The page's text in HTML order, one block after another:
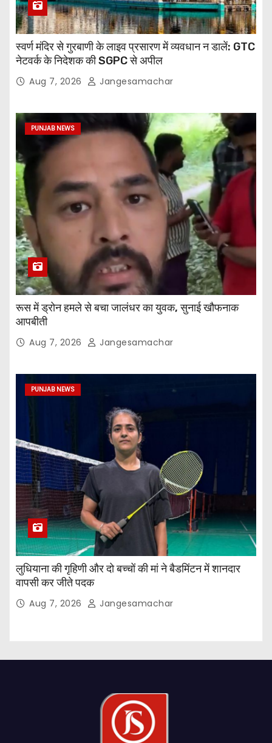
स्वर्ण मंदिर से गुरबाणी के लाइव प्रसारण में व्यवधान न डालें: GTC
नेटवर्क के निदेशक की SGPC से अपील
Aug 7, 2026 Jangesamachar
PUNJAB NEWS
रूस में ड्रोन हमले से बचा जालंधर का युवक, सुनाई खौफनाक
आपबीती
Aug 7, 2026 Jangesamachar
PUNJAB NEWS
लुधियाना की गृहिणी और दो बच्चों की मां ने बैडमिंटन में शानदार
वापसी कर जीते पदक
Aug 7, 2026 Jangesamachar